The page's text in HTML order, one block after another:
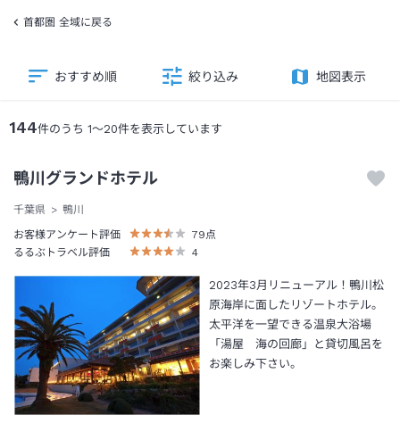
首都圏 全域に戻る
144件のうち 1～20件を表示しています
おすすめ順 絞り込み 地図表示
鴨川グランドホテル
千葉県
鴨川
お客様アンケート評価
79 点
るるぶトラベル評価
4
2023年3月リニューアル！鴨川松
原海岸に面したリゾートホテル。
太平洋を一望できる温泉大浴場
「湯屋 海の回廊」と貸切風呂を
お楽しみ下さい。